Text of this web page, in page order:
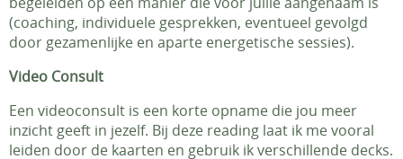
(coaching, individuele gesprekken, eventueel gevolgd
door gezamenlijke en aparte energetische sessies).
Video Consult
Een videoconsult is een korte opname die jou meer
inzicht geeft in jezelf. Bij deze reading laat ik me vooral
leiden door de kaarten en gebruik ik verschillende decks.